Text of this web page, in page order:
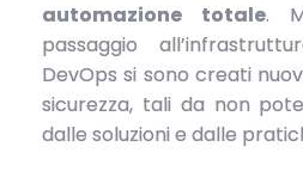
automazione totale.
passaggio
DevOps si sono creati
sicurezza, tali da non
dalle soluzioni e dalle